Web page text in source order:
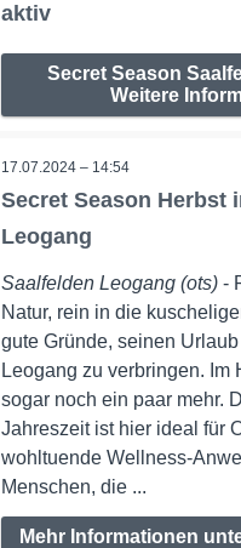
aktiv
Secret Season
Weitere
17.07.2024 – 14:54
Secret Season Herbst
Leogang
Saalfelden Leogang (ots) -
Natur, rein in die
gute Gründe, seinen
Leogang zu verbringen. Im
sogar noch ein paar mehr.
Jahreszeit ist hier ideal für
wohltuende Wellness-
Menschen, die ...
Mehr Informationen